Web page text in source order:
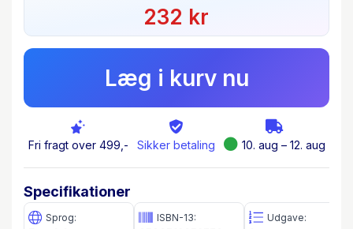
forskellighed” manifesterer sig dermed på
spektakulær vis i denne samling, der omfatter
både internationalt elskede klassikere og lokale
perler, som ikke er kendt uden for det enkelte
EU-lands egne grænser.
The EU Songbookomfatter 6 sange fra hvert af
med tekst og noder. Sangene falder i 6
kategorier (love songs, nature & seasons,
232 kr
Læg i kurv nu
Fri fragt over 499,- Sikker betaling 10. aug – 12. aug
Specifikationer
Sprog:
ISBN-13:
Udgave: